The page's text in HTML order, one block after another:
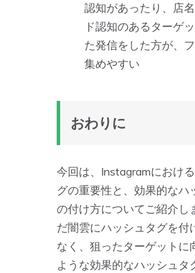
認知があったり、店
ド認知のあるターゲ
た発信をした方が、
集めやすい
おわりに
今回は、Instagramにおけ
グの重要性と、効果的なハ
の付け方についてご紹介し
だ闇雲にハッシュタグを付
なく、狙ったターゲットに
ような効果的なハッシュタ